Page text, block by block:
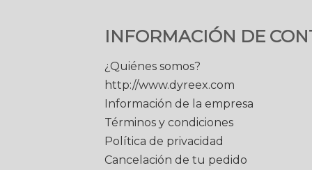
INFORMACIÓN DE
¿Quiénes somos?
http://www.dyreex.com
Información de la empresa
Términos y condiciones
Política de privacidad
Cancelación de tu pedido